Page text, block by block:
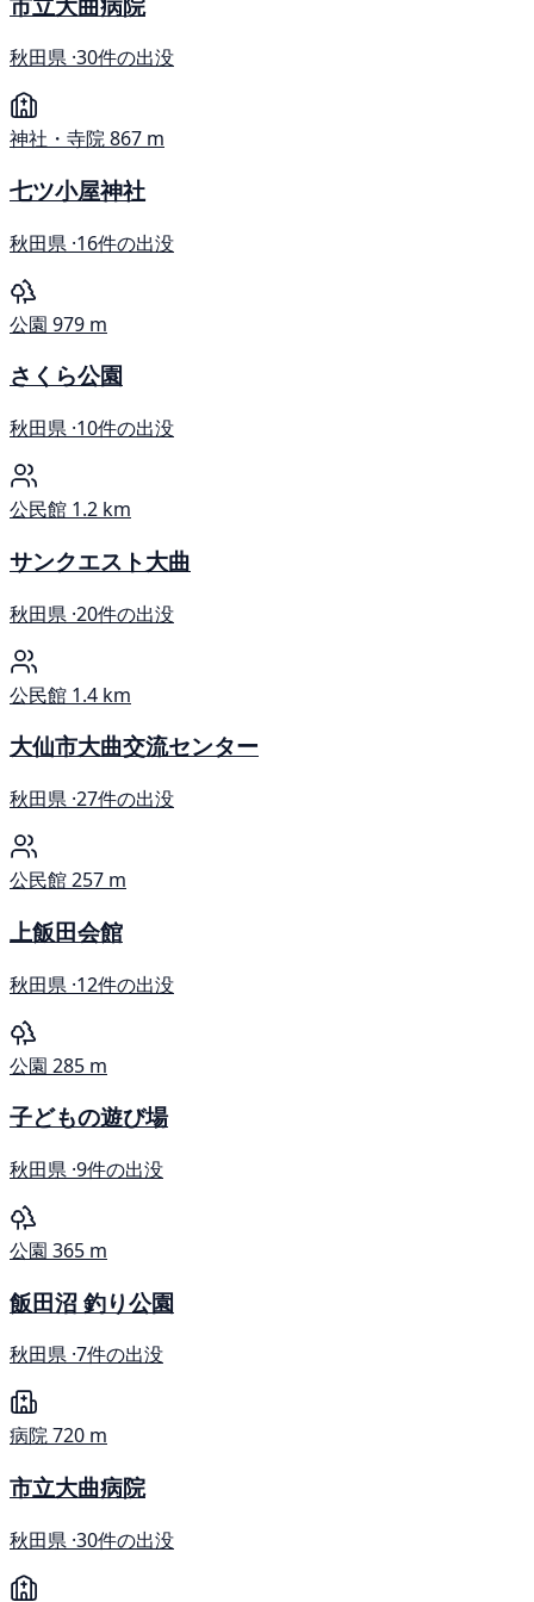
秋田県 ·30件の出没
神社・寺院867 m
七ツ小屋神社
秋田県 ·16件の出没
公園 979 m
さくら公園
秋田県 ·10件の出没
公民館 1.2 km
サンクエスト大曲
秋田県 ·20件の出没
公民館 1.4 km
大仙市大曲交流センター
秋田県 ·27件の出没
公民館257 m
上飯田会館
秋田県 ·12件の出没
公園 285 m
子どもの遊び場
秋田県 ·9件の出没
公園 365 m
飯田沼 釣り公園
秋田県 ·7件の出没
病院720 m
市立大曲病院
秋田県 ·30件の出没